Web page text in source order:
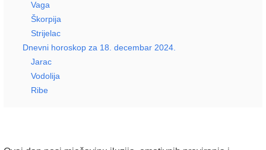
Vaga
Škorpija
Strijelac
Dnevni horoskop za 18. decembar 2024.
Jarac
Vodolija
Ribe